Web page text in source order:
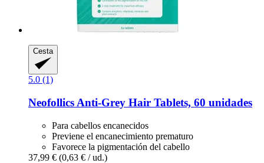
Cesta
5.0 (1)
Neofollics Anti-​Grey Hair Tablets, 60 unidades
Para cabellos encanecidos
Previene el encanecimiento prematuro
Favorece la pigmentación del cabello
37,99 € (0,63 € / ud.)